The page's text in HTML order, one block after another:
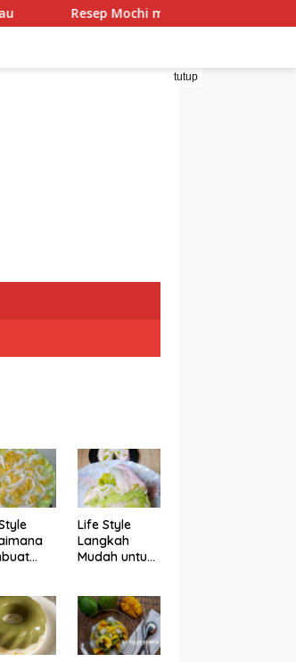
Resep Mochi menggo
tutup
Life Style
Langkah
Mudah untuk
Alpukat
Magicom,
Enak Banget